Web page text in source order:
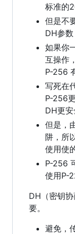
标准的
但是不
DH参
如果你
互操作
P-256
写死在
P-256
DH更安
但是，
阱，所
使用使
P-256
使用P-
DH（密钥
要。
避免，